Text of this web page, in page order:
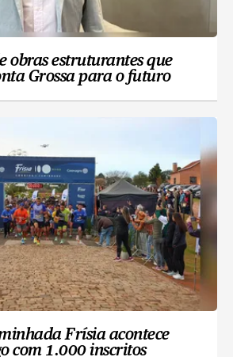
obras estruturantes que
Grossa para o futuro
Frísia acontece
com 1.000 inscritos